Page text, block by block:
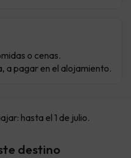
o cenas.
a pagar en el alojamiento.
hasta el 1 de julio.
destino